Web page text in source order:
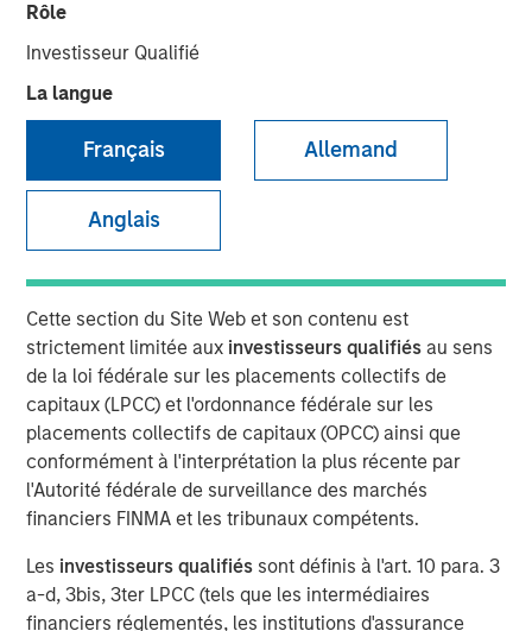
Rôle
Investisseur Qualifié
La langue
Français Allemand
Anglais
Cette section du Site Web et son contenu est
strictement limitée aux investisseurs qualifiésau sens
de la loi fédérale sur les placements collectifs de
capitaux (LPCC) et l'ordonnance fédérale sur les
placements collectifs de capitaux (OPCC) ainsi que
conformément à l'interprétation la plus récente par
l'Autorité fédérale de surveillance des marchés
financiers FINMA et les tribunaux compétents.
Les investisseurs qualifiés sont définis à l'art. 10 para. 3
a-d, 3bis, 3ter LPCC (tels que les intermédiaires
financiers réglementés, les institutions d'assurance
GLOBAL EQUITY OBSERVER
Industrie : l’exemple des
services professionnels et
pourquoi les craintes
suscitées par l’IA sont
exagérées
15 DÉCEMBRE 2025
The Authors
Bruno Paulson
Managing Director